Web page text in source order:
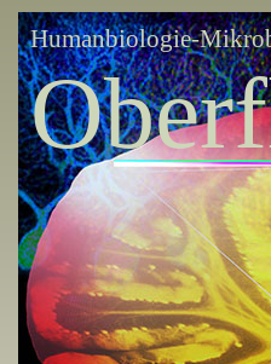
Humanbiologie-